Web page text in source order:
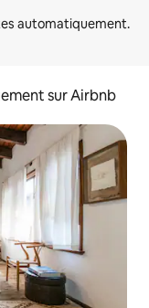
sur Airbnb